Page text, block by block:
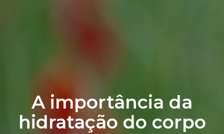
A importância da
hidratação do corpo